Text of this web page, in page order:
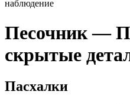
наблюдение
Песочник —
скрытые
Пасхалки